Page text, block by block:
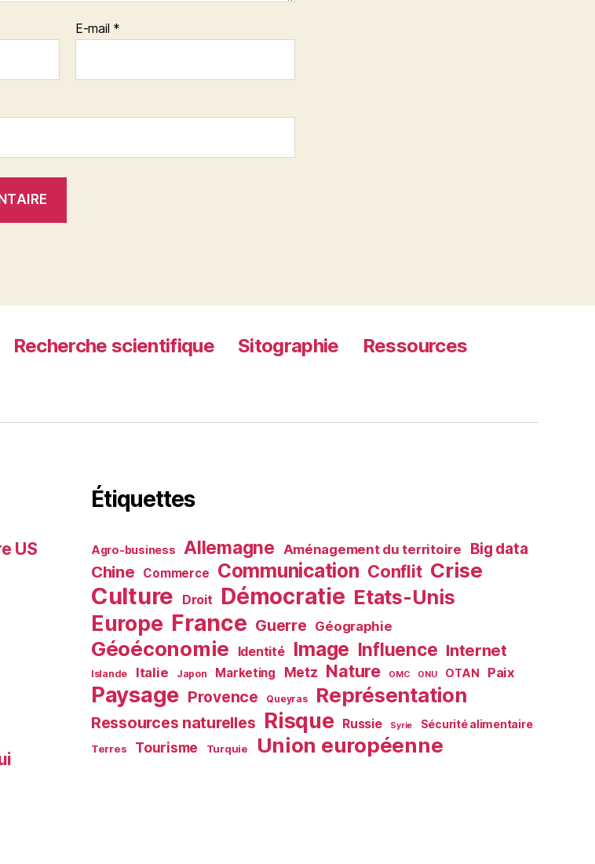
E-mail *
Recherche scientifique Sitographie
Ressources
US
Étiquettes
Agro-business Allemagne Aménagement du territoire Big data
Chine Commerce Communication Conflit Crise
Culture Droit Démocratie Etats-Unis
Europe France Guerre Géographie
Géoéconomie Identité Image Influence Internet
Islande Italie Japon Marketing Metz Nature OMC ONU OTAN Paix
Paysage Provence Queyras Représentation
Ressources naturelles Risque Russie Syrie Sécurité alimentaire
Terres Tourisme Turquie Union européenne